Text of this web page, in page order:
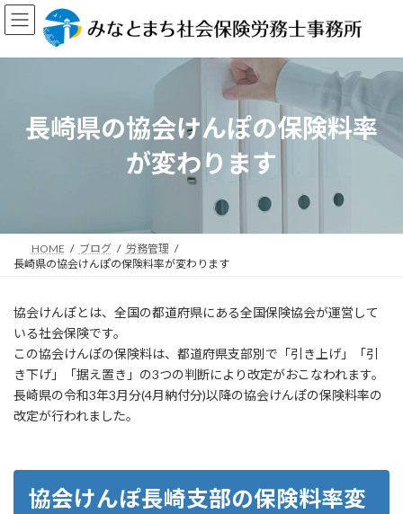
コ
ン
ン
ナ
ビ
ー
長崎県の協会けんぽの保険料率
が変わります
HOME ブログ
労務管理
長崎県の協会けんぽの保険料率が変わります
協会けんぽとは、全国の都道府県にある全国保険協会が運営して
いる社会保険です。
この協会けんぽの保険料は、都道府県支部別で「引き上げ」「引
き下げ」「据え置き」の3つの判断により改定がおこなわれます。
長崎県の令和3年3月分(4月納付分)以降の協会けんぽの保険料率の
改定が行われました。
協会けんぽ長崎支部の保険料率変